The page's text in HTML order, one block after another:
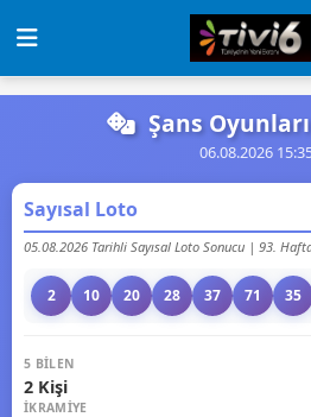
Şans
06.08.2026
Sayısal Loto
05.08.2026 Tarihli Sayısal Loto Sonucu | 93.
2 10 20 28 37 71 35
5 BILEN
2 Kişi
İKRAMIYE